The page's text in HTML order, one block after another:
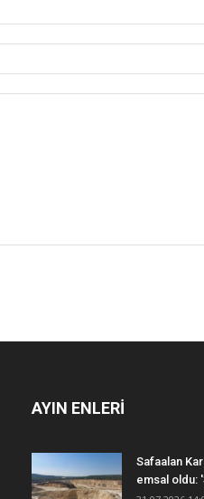
AYIN ENLERİ
Safaalan
emsal oldu: